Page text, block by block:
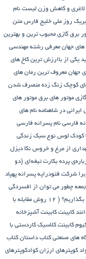
لاغری و کاهش وزن لیست نام
روز ملی خلیج فارس متن
برق گازی محبوب ترین و بهترین
های جهان معرفی رشته مهندسی
یکی از باارزش ترین کاخ های
جهان معروف ترین رمان های
کوچک زنگ زده منصرف شدن
موتور های برق موتور های
ایرانی در شاهنامه نام های
فارسی نام پسرانه فارسی
کودک لوس نوع سبک زندگی
از مرغ و خروس نکا دیزل
پرده بکارت تیغه‌ای (دو
شرکت فتودراپه پسرانه پهپاد
چطور می توان از افسردگی
چگونه خجالت خود را کنار بگذاریم؟ ( 12 روش مقابله با
کابینت کابینت آشپزخانه
کابینت کلاسیک کاردستی با
های صنعتی کتاب داستان کتاب
کوپترهای ارزان کوادکوپترهای